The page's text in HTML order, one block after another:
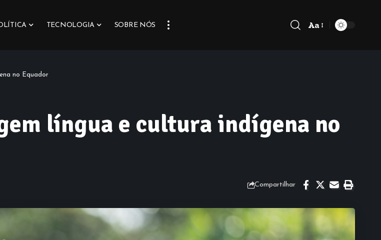
TECNOLOGIA SOBRE NÓS
Font
Aa
no Equador
língua e cultura indígena no
Compartilhar